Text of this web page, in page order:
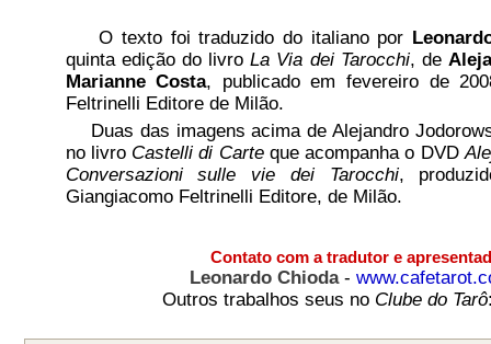
O texto foi traduzido do italiano por
quinta edição do livroLa Via dei Tarocchi, de
Marianne Costa, publicado em fevereiro de
Feltrinelli Editore de Milão.
Duas das imagens acima de Alejandro
no livro Castelli di Carteque acompanha o DVD
Conversazioni sulle vie dei Tarocchi,
Giangiacomo Feltrinelli Editore, de Milão.
Contato com a tradutor e
Leonardo Chioda -
Outros trabalhos seus no Clube do Tarô